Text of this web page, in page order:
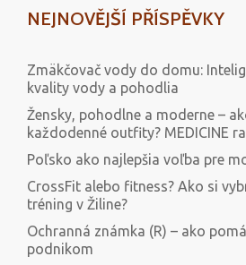
NEJNOVĚJŠÍ PŘÍSPĚVKY
Zmäkčovač vody do domu:
kvality vody a pohodlia
Žensky, pohodlne a moderne –
každodenné outfity? MEDICINE
Poľsko ako najlepšia voľba pre
CrossFit alebo fitness? Ako si
tréning v Žiline?
Ochranná známka (R) – ako
podnikom